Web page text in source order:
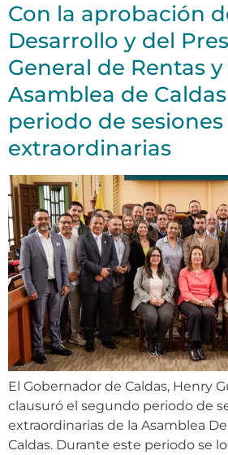
Con la aprobación
Desarrollo y del
General de Rentas y
Asamblea de
periodo de sesiones
extraordinarias
El Gobernador de Caldas, Henry
clausuró el segundo periodo de
extraordinarias de la Asamblea
Caldas. Durante este periodo se